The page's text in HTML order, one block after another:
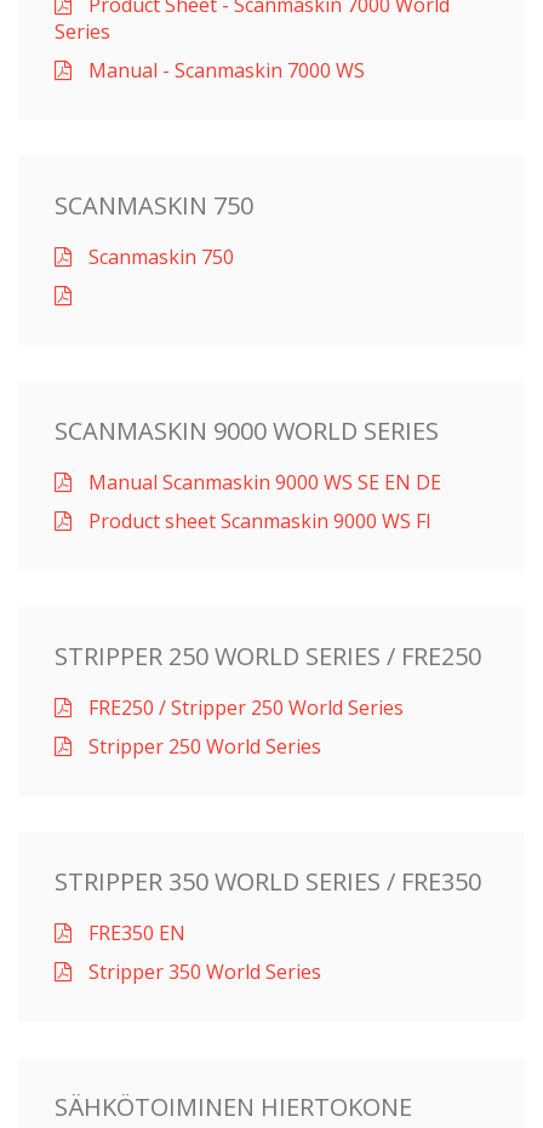
Series
Manual - Scanmaskin 7000 WS
SCANMASKIN 750
Scanmaskin 750
SCANMASKIN 9000 WORLD SERIES
Manual Scanmaskin 9000 WS SE EN DE
Product sheet Scanmaskin 9000 WS FI
STRIPPER 250 WORLD SERIES / FRE250
FRE250 / Stripper 250 World Series
Stripper 250 World Series
STRIPPER 350 WORLD SERIES / FRE350
FRE350 EN
Stripper 350 World Series
SÄHKÖTOIMINEN HIERTOKONE